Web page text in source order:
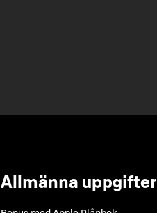
Allmänna uppgifter